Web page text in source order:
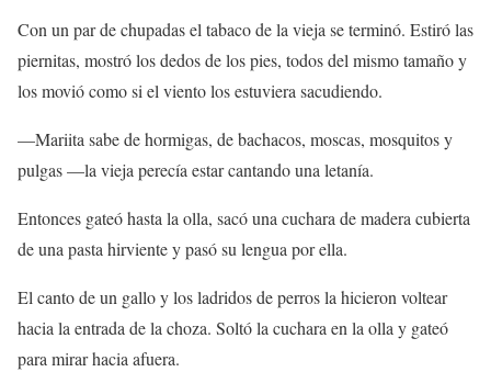
Con un par de chupadas el tabaco de la vieja se terminó. Estiró las
piernitas, mostró los dedos de los pies, todos del mismo tamaño y
los movió como si el viento los estuviera sacudiendo.
—Mariita sabe de hormigas, de bachacos, moscas, mosquitos y
pulgas —la vieja perecía estar cantando una letanía.
Entonces gateó hasta la olla, sacó una cuchara de madera cubierta
de una pasta hirviente y pasó su lengua por ella.
El canto de un gallo y los ladridos de perros la hicieron voltear
hacia la entrada de la choza. Soltó la cuchara en la olla y gateó
para mirar hacia afuera.